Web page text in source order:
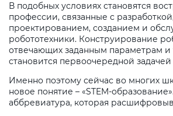
В подобных условиях становятся
профессии, связанные с
проектированием, созданием и
робототехники. Конструирование
отвечающих заданным параметрам и
становится первоочередной
Именно поэтому сейчас во многих
новое понятие – «STEM-
аббревиатура, которая